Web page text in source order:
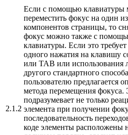
2.1.2
Если с помощью клавиатуры
переместить фокус на один из
компонентов страницы, то
фокус можно также с
клавиатуры. Если это требует
одного нажатия на клавишу
или TAB или использования
другого стандартного
пользователю предлагается
метода перемещения фокуса.
подразумевает не только
элемента при получении
последовательность
коде элементы расположены